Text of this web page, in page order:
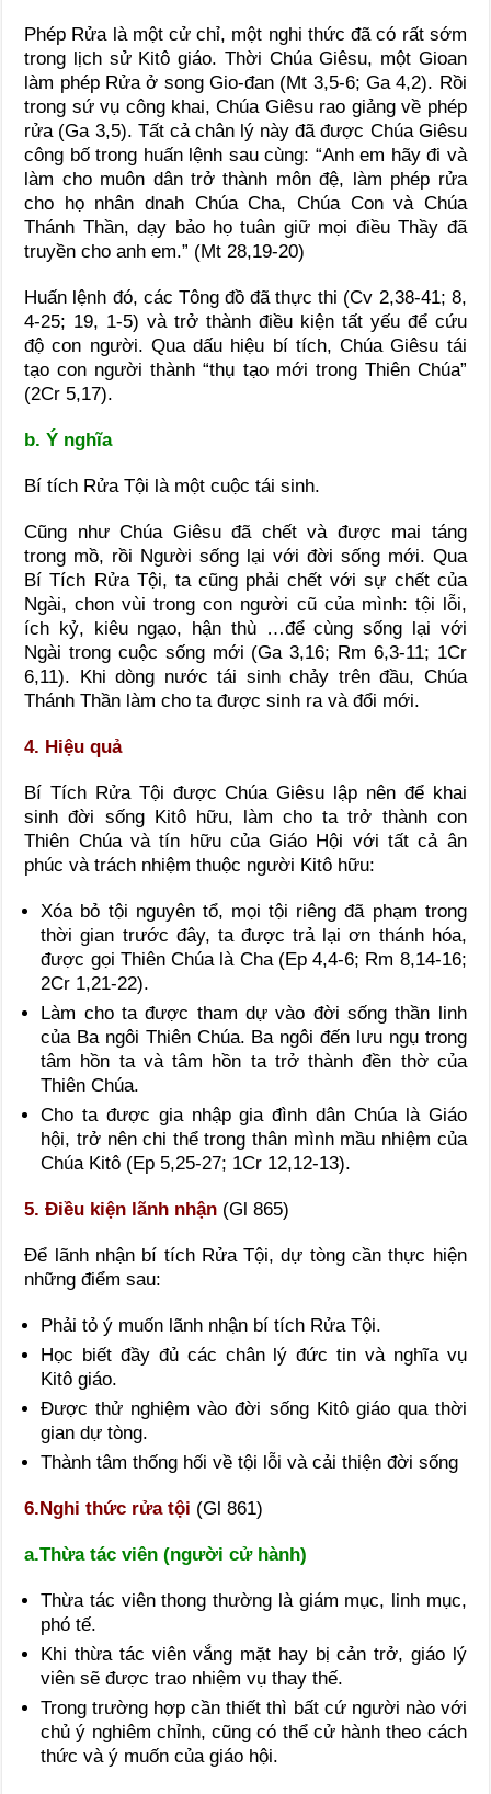
Phép Rửa là một cử chỉ, một nghi thức đã có rất sớm
trong lịch sử Kitô giáo. Thời Chúa Giêsu, một Gioan
làm phép Rửa ở song Gio-đan (Mt 3,5-6; Ga 4,2). Rồi
trong sứ vụ công khai, Chúa Giêsu rao giảng về phép
rửa (Ga 3,5). Tất cả chân lý này đã được Chúa Giêsu
công bố trong huấn lệnh sau cùng: “Anh em hãy đi và
làm cho muôn dân trở thành môn đệ, làm phép rửa
cho họ nhân dnah Chúa Cha, Chúa Con và Chúa
Thánh Thần, dạy bảo họ tuân giữ mọi điều Thầy đã
truyền cho anh em.” (Mt 28,19-20)
Huấn lệnh đó, các Tông đồ đã thực thi (Cv 2,38-41; 8,
4-25; 19, 1-5) và trở thành điều kiện tất yếu để cứu
độ con người. Qua dấu hiệu bí tích, Chúa Giêsu tái
tạo con người thành “thụ tạo mới trong Thiên Chúa”
(2Cr 5,17).
b. Ý nghĩa
Bí tích Rửa Tội là một cuộc tái sinh.
Cũng như Chúa Giêsu đã chết và được mai táng
trong mồ, rồi Người sống lại với đời sống mới. Qua
Bí Tích Rửa Tội, ta cũng phải chết với sự chết của
Ngài, chon vùi trong con người cũ của mình: tội lỗi,
ích kỷ, kiêu ngạo, hận thù …để cùng sống lại với
Ngài trong cuộc sống mới (Ga 3,16; Rm 6,3-11; 1Cr
6,11). Khi dòng nước tái sinh chảy trên đầu, Chúa
Thánh Thần làm cho ta được sinh ra và đổi mới.
4. Hiệu quả
Bí Tích Rửa Tội được Chúa Giêsu lập nên để khai
sinh đời sống Kitô hữu, làm cho ta trở thành con
Thiên Chúa và tín hữu của Giáo Hội với tất cả ân
phúc và trách nhiệm thuộc người Kitô hữu:
Xóa bỏ tội nguyên tổ, mọi tội riêng đã phạm trong
thời gian trước đây, ta được trả lại ơn thánh hóa,
được gọi Thiên Chúa là Cha (Ep 4,4-6; Rm 8,14-16;
2Cr 1,21-22).
Làm cho ta được tham dự vào đời sống thần linh
của Ba ngôi Thiên Chúa. Ba ngôi đến lưu ngụ trong
tâm hồn ta và tâm hồn ta trở thành đền thờ của
Thiên Chúa.
Cho ta được gia nhập gia đình dân Chúa là Giáo
hội, trở nên chi thể trong thân mình mầu nhiệm của
Chúa Kitô (Ep 5,25-27; 1Cr 12,12-13).
5. Điều kiện lãnh nhận (Gl 865)
Để lãnh nhận bí tích Rửa Tội, dự tòng cần thực hiện
những điểm sau:
Phải tỏ ý muốn lãnh nhận bí tích Rửa Tội.
Học biết đầy đủ các chân lý đức tin và nghĩa vụ
Kitô giáo.
Được thử nghiệm vào đời sống Kitô giáo qua thời
gian dự tòng.
Thành tâm thống hối về tội lỗi và cải thiện đời sống
6.Nghi thức rửa tội (Gl 861)
a.Thừa tác viên (người cử hành)
Thừa tác viên thong thường là giám mục, linh mục,
phó tế.
Khi thừa tác viên vắng mặt hay bị cản trở, giáo lý
viên sẽ được trao nhiệm vụ thay thế.
Trong trường hợp cần thiết thì bất cứ người nào với
chủ ý nghiêm chỉnh, cũng có thể cử hành theo cách
thức và ý muốn của giáo hội.